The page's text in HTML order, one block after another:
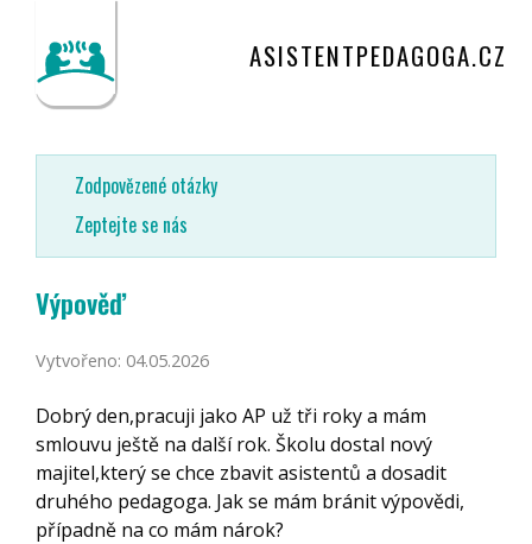
ASISTENTPEDAGOGA.CZ
Zodpovězené otázky
Zeptejte se nás
Výpověď
Vytvořeno: 04.05.2026
Dobrý den,pracuji jako AP už tři roky a mám
smlouvu ještě na další rok. Školu dostal nový
majitel,který se chce zbavit asistentů a dosadit
druhého pedagoga. Jak se mám bránit výpovědi,
případně na co mám nárok?